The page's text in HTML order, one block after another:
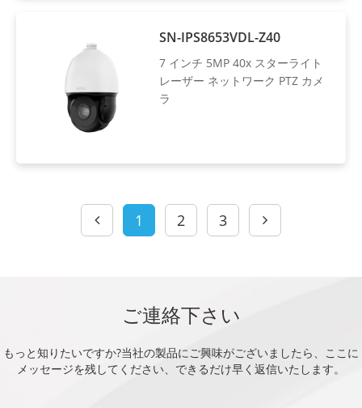
SN-IPS8653VDL-Z40
7 インチ 5MP 40x スターライト
レーザー ネットワーク PTZ カメ
ラ
1 2 3
ご連絡下さい
もっと知りたいですか?当社の製品にご興味がございましたら、ここに
メッセージを残してください、できるだけ早く返信いたします。